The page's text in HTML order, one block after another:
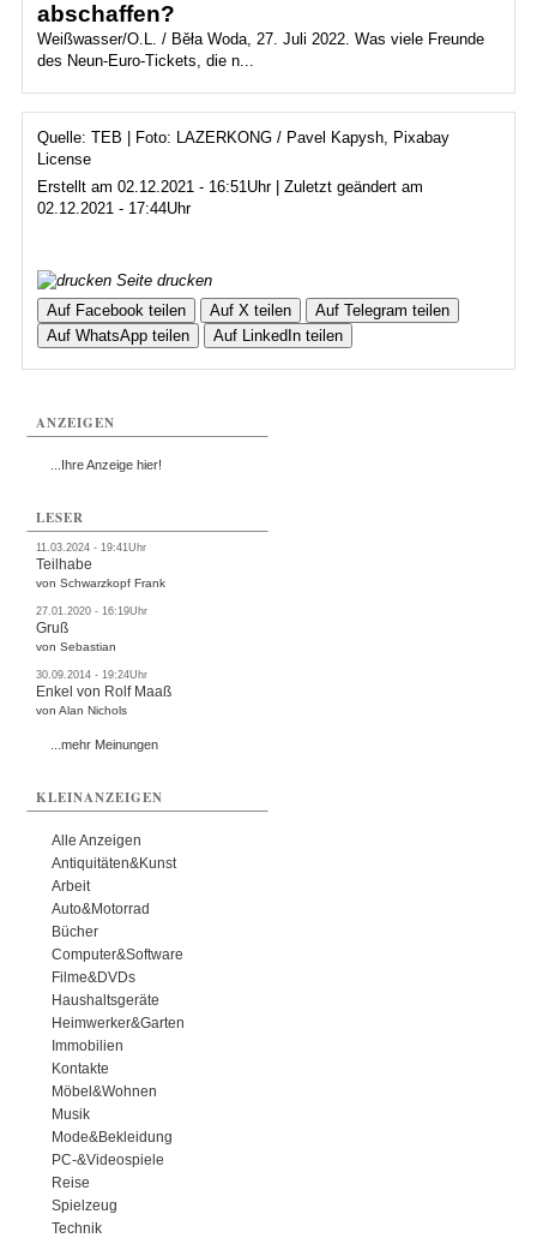
abschaffen?
Weißwasser/O.L. / Běła Woda, 27. Juli 2022. Was viele Freunde
des Neun-Euro-Tickets, die n...
Quelle: TEB | Foto: LAZERKONG / Pavel Kapysh, Pixabay
License
Erstellt am 02.12.2021 - 16:51Uhr | Zuletzt geändert am
02.12.2021 - 17:44Uhr
Seite drucken
Auf Facebook teilen
Auf X teilen
Auf Telegram teilen
Auf WhatsApp teilen
Auf LinkedIn teilen
ANZEIGEN
...Ihre Anzeige hier!
LESER
11.03.2024 - 19:41Uhr
Teilhabe
von Schwarzkopf Frank
27.01.2020 - 16:19Uhr
Gruß
von Sebastian
30.09.2014 - 19:24Uhr
Enkel von Rolf Maaß
von Alan Nichols
...mehr Meinungen
KLEINANZEIGEN
Alle Anzeigen
Antiquitäten&Kunst
Arbeit
Auto&Motorrad
Bücher
Computer&Software
Filme&DVDs
Haushaltsgeräte
Heimwerker&Garten
Immobilien
Kontakte
Möbel&Wohnen
Musik
Mode&Bekleidung
PC-&Videospiele
Reise
Spielzeug
Technik